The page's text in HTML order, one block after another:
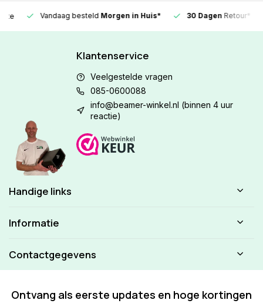
Vandaag besteldMorgen in Huis* 30 DagenRetour*
Klantenservice
Veelgestelde vragen
085-0600088
info@beamer-winkel.nl (binnen 4 uur
reactie)
Handige links
Informatie
Contactgegevens
Ontvang als eerste updates en hoge kortingen